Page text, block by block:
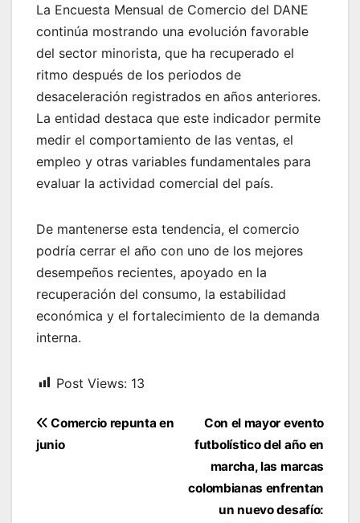
La Encuesta Mensual de Comercio del DANE
continúa mostrando una evolución favorable
del sector minorista, que ha recuperado el
ritmo después de los periodos de
desaceleración registrados en años anteriores.
La entidad destaca que este indicador permite
medir el comportamiento de las ventas, el
empleo y otras variables fundamentales para
evaluar la actividad comercial del país.
De mantenerse esta tendencia, el comercio
podría cerrar el año con uno de los mejores
desempeños recientes, apoyado en la
recuperación del consumo, la estabilidad
económica y el fortalecimiento de la demanda
interna.
Post Views: 13
Navegación
de
Con el mayor evento
futbolístico del año en
marcha, las marcas
colombianas enfrentan
un nuevo desafío:
Comercio repunta en
junio